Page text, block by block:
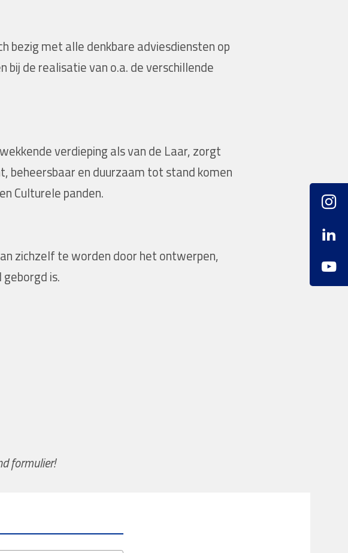
bezig met alle denkbare adviesdiensten op
de realisatie van o.a. de verschillende
verdieping als van de Laar, zorgt
beheersbaar en duurzaam tot stand komen
Culturele panden.
zichzelf te worden door het ontwerpen,
is.
formulier!